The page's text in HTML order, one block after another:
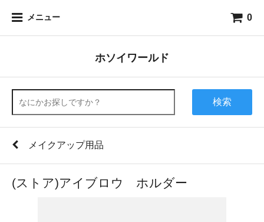
メニュー 0
ホソイワールド
検索
メイクアップ用品
(ストア)アイブロウ ホルダー